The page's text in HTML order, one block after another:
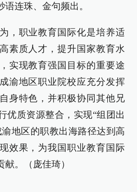
连珠、金句频出。
，职业教育国际化是培养适
素质人才，提升国家教育水
实现教育强国目标的重要途
渝地区职业院校应充分发挥
身特色，并积极协同其他兄
优质资源整合，实现“组团出
地区的职教出海路径达到高
效果，为我国职业教育国际
。（庞佳琦）